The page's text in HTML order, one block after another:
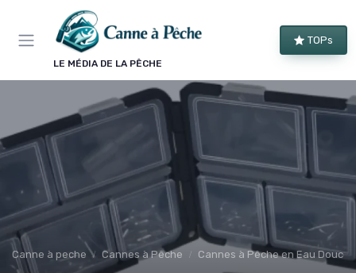
LE MÉDIA DE LA PÊCHE
TOPs
Canne à peche Cannes à Pêche Cannes à Pêche en Eau Douce
Panneau de gestion des cookies